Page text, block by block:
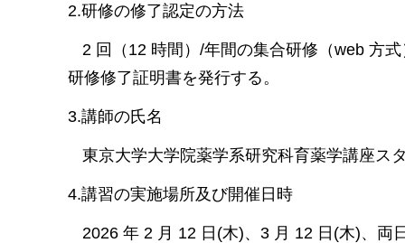
2.研修の修了認定の方法
2 回（12 時間）/年間の集合研修（web 方
研修修了証明書を発行する。
3.講師の氏名
東京大学大学院薬学系研究科育薬学講座ス
4.講習の実施場所及び開催日時
2026 年 2 月 12 日(木)、3 月 12 日(木)、両